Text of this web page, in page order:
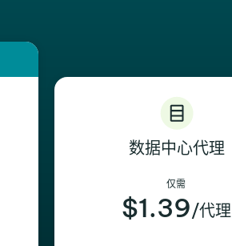
数据中心代理
仅需
$1.39/代理